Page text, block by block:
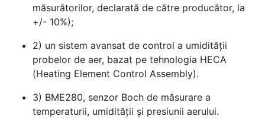
măsurătorilor, declarată de către producător, la
+/- 10%);
2) un sistem avansat de control a umidității
probelor de aer, bazat pe tehnologia HECA
(Heating Element Control Assembly).
3) BME280, senzor Boch de măsurare a
temperaturii, umidității și presiunii aerului.